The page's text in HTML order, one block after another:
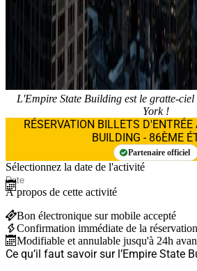
L'Empire State Building est le gratte-
York !
RÉSERVATION BILLETS
BUILDING - 86ÈME
Partenaire officiel
Sélectionnez la date de l'activité
À propos de cette activité
Bon électronique sur mobile accepté
Confirmation immédiate de la réservation
Modifiable et annulable jusqu'à 24h
Ce qu’il faut savoir sur l’Empire State